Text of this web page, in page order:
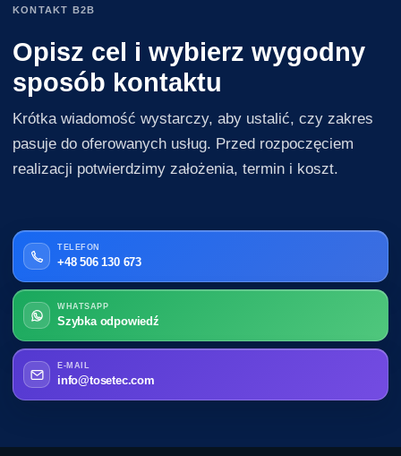
KONTAKT B2B
Opisz cel i wybierz wygodny
sposób kontaktu
Krótka wiadomość wystarczy, aby ustalić, czy zakres
pasuje do oferowanych usług. Przed rozpoczęciem
realizacji potwierdzimy założenia, termin i koszt.
TELEFON
+48 506 130 673
WHATSAPP
Szybka odpowiedź
E-MAIL
info@tosetec.com